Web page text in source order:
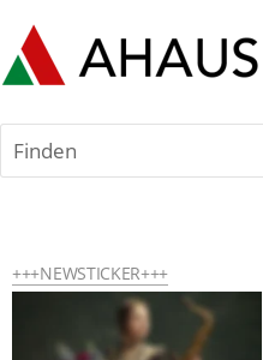
Finden
+++NEWSTICKER+++